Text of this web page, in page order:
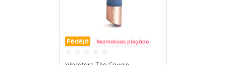
Pēdējā Bezmaksas piegāde